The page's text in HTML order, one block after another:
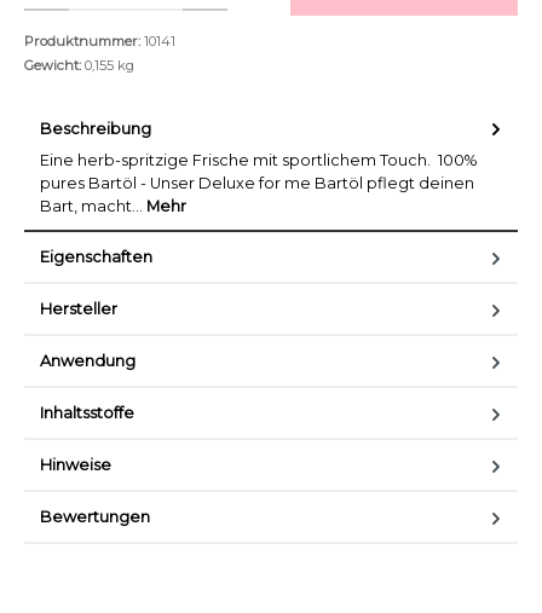
Produktnummer: 10141
Gewicht: 0,155 kg
Beschreibung
Eine herb-spritzige Frische mit sportlichem Touch. 100%
pures Bartöl - Unser Deluxe for me Bartöl pflegt deinen
Bart, macht… Mehr
Eigenschaften
Hersteller
Anwendung
Inhaltsstoffe
Hinweise
Bewertungen
Text vergrößern